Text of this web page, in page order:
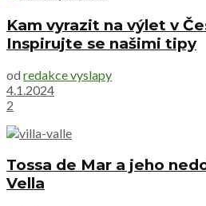
Kam vyrazit na výlet v
Inspirujte se našimi tipy
od redakce vyslapy
4.1.2024
2
Tossa de Mar a jeho
Vella